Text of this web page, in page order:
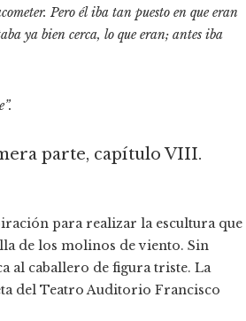
Pero él iba tan puesto en que eran
ya bien cerca, lo que eran; antes iba
parte, capítulo VIII.
para realizar la escultura que
de los molinos de viento. Sin
al caballero de figura triste. La
del Teatro Auditorio Francisco